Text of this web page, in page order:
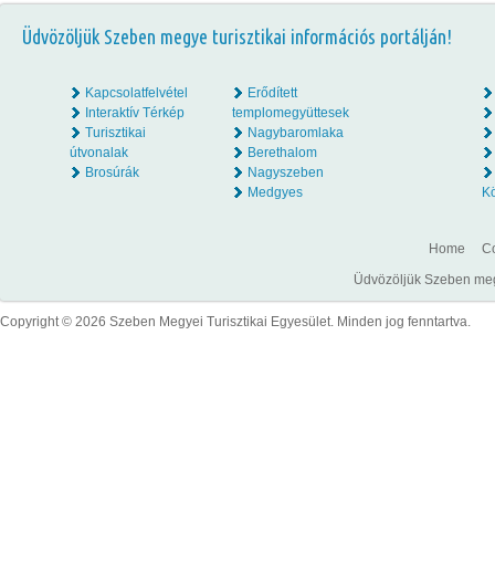
Üdvözöljük Szeben megye turisztikai információs portálján!
Kapcsolatfelvétel
Interaktív Térkép
Turisztikai
útvonalak
Brosúrák
Erődített
templomegyüttesek
Nagybaromlaka
Berethalom
Nagyszeben
Medgyes
Home
Üdvözöljük Szeben
Copyright © 2026 Szeben Megyei Turisztikai Egyesület. Minden jog fenntartva.